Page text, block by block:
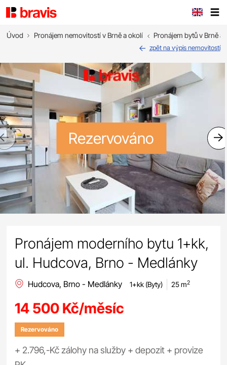
Úvod Pronájem nemovitostí v Brně a okolí Pronájem bytů v Brně a
zpět na výpis nemovitostí
Rezervováno
Pronájem moderního bytu 1+kk,
ul. Hudcova, Brno - Medlánky
Hudcova, Brno - Medlánky 1+kk (Byty) 25 m2
14 500 Kč/měsíc
Rezervováno
+ 2.796,-Kč zálohy na služby + depozit + provize